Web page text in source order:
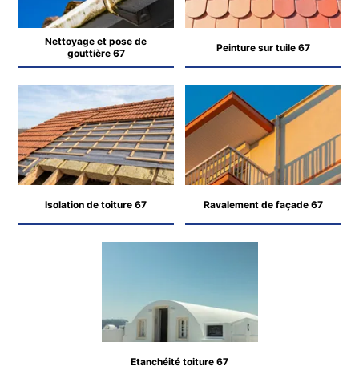
Nettoyage et pose de
gouttière 67
Peinture sur tuile 67
Isolation de toiture 67 Ravalement de façade 67
Etanchéité toiture 67